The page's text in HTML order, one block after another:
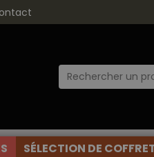
SÉLECTION DE